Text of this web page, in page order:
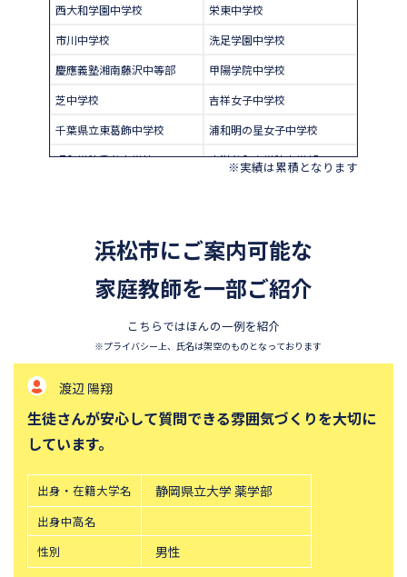
西大和学園中学校
栄東中学校
市川中学校
洗足学園中学校
慶應義塾湘南藤沢中等部
甲陽学院中学校
芝中学校
吉祥女子中学校
千葉県立東葛飾中学校
浦和明の星女子中学校
昭和学院秀英中学校
東洋英和女学院中学部
北嶺中学校
白百合学園中学校
サレジオ学院中学校
東邦大学付属東邦中学校
東京農業大学第一高等学校中
立教新座中学校
桐朋中学校
東京都市大学付属中学校
三田国際科学学園中学校
青山学院中等部
帝塚山中学校
中央大学附属横浜中学校
六甲学院中学校
青山学院横浜英和中学校
東山中学校
山手学院中学校
函館ラ・サール中学校
城北中学校
※実績は累積となります
浜松市にご案内可能な
家庭教師を一部ご紹介
こちらではほんの一例を紹介
※プライバシー上、氏名は架空のものとなっております
渡辺 陽翔
生徒さんが安心して質問できる雰囲気づくりを大切に
しています。
出身・在籍大学名 静岡県立大学 薬学部
出身中高名
性別
男性